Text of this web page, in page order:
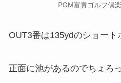
PGM富貴ゴルフ倶
OUT3番は135ydのショート
正面に池があるのでちょろ